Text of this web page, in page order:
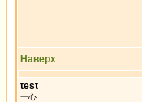
Наверх
test
一心